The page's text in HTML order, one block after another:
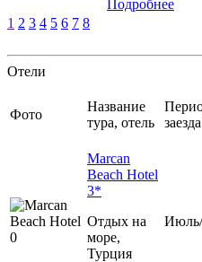
Подробнее
1 2 3 4 5 6 7 8
Отели
Фото
Название
тура, отель
заезда
Marcan
Beach Hotel
3*
Отдых на
море,
Турция